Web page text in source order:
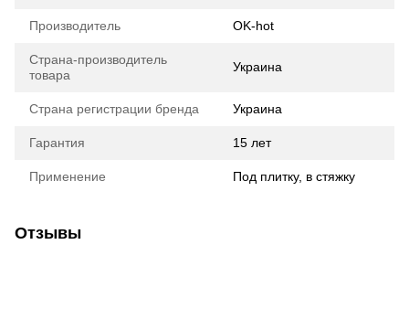
Производитель OK-hot
Страна-производитель
товара
Украина
Страна регистрации бренда Украина
Гарантия 15 лет
Применение Под плитку, в стяжку
Отзывы